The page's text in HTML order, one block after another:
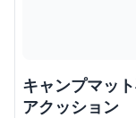
キャンプマッ
アクッション